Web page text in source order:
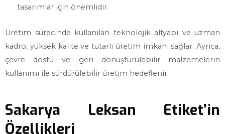
tasarımlar için önemlidir.
Üretim sürecinde kullanılan teknolojik altyapı ve uzman
kadro, yüksek kalite ve tutarlı üretim imkanı sağlar. Ayrıca,
çevre dostu ve geri dönüştürülebilir malzemelerin
kullanımı ile sürdürülebilir üretim hedeflenir.
Sakarya Leksan Etiket’in
Özellikleri